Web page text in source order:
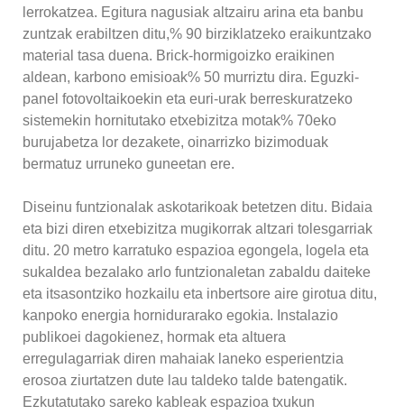
lerrokatzea. Egitura nagusiak altzairu arina eta banbu
zuntzak erabiltzen ditu,% 90 birziklatzeko eraikuntzako
material tasa duena. Brick-hormigoizko eraikinen
aldean, karbono emisioak% 50 murriztu dira. Eguzki-
panel fotovoltaikoekin eta euri-urak berreskuratzeko
sistemekin hornitutako etxebizitza motak% 70eko
burujabetza lor dezakete, oinarrizko bizimoduak
bermatuz urruneko guneetan ere.
Diseinu funtzionalak askotarikoak betetzen ditu. Bidaia
eta bizi diren etxebizitza mugikorrak altzari tolesgarriak
ditu. 20 metro karratuko espazioa egongela, logela eta
sukaldea bezalako arlo funtzionaletan zabaldu daiteke
eta itsasontziko hozkailu eta inbertsore aire girotua ditu,
kanpoko energia hornidurarako egokia. Instalazio
publikoei dagokienez, hormak eta altuera
erregulagarriak diren mahaiak laneko esperientzia
erosoa ziurtatzen dute lau taldeko talde batengatik.
Ezkutatutako sareko kableak espazioa txukun